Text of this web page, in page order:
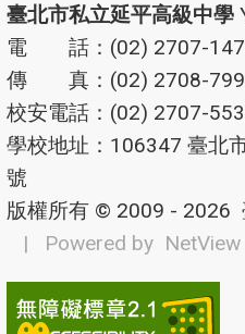
臺北市私立延平高級中學
電 話：(02) 2707-
傳 真：(02) 2708-
校安電話：(02) 2707-
學校地址：106347 臺北
號
版權所有 © 2009 - 2026
| Powered by NetView